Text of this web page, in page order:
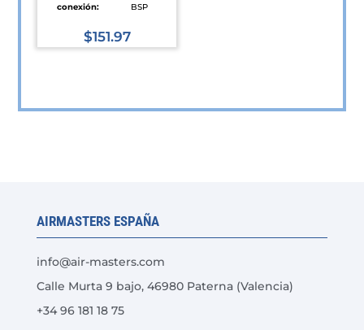
conexión:
BSP
$151.97
pueden
en
la
página
AIRMASTERS ESPAÑA
info@air-masters.com
Calle Murta 9 bajo, 46980 Paterna (Valencia)
+34 96 181 18 75